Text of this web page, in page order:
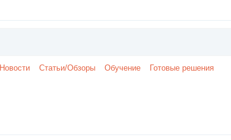
Новости Статьи/Обзоры Обучение Готовые решения